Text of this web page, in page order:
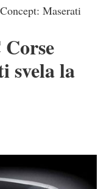
Maserati
svela la